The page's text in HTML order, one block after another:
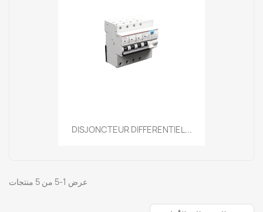
DISJONCTEUR DIFFERENTIEL...
عرض 1-5 من 5 منتجات